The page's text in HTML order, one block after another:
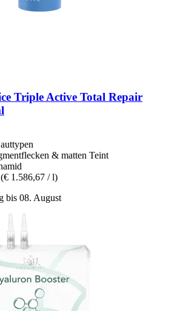
Triple Active Total Repair
& matten Teint
(€ 1.586,67 / l)
bis 08. August